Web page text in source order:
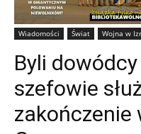
Wiadomości Świat Wojna w
Byli
szefowie
zakończenie